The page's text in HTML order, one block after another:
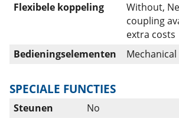
Flexibele koppeling
Without,
coupling
extra costs
Bedieningselementen
Mechanical
SPECIALE FUNCTIES
Steunen
No